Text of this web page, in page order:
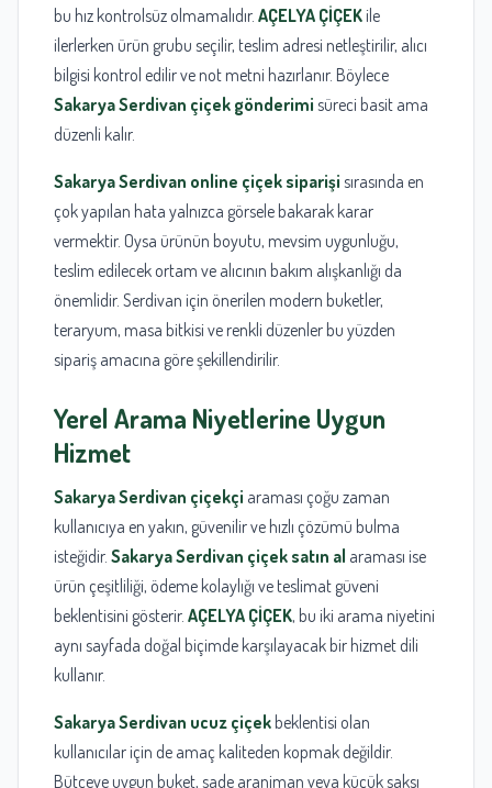
bu hız kontrolsüz olmamalıdır. AÇELYA ÇİÇEK ile
ilerlerken ürün grubu seçilir, teslim adresi netleştirilir, alıcı
bilgisi kontrol edilir ve not metni hazırlanır. Böylece
Sakarya Serdivan çiçek gönderimi süreci basit ama
düzenli kalır.
Sakarya Serdivan online çiçek siparişi sırasında en
çok yapılan hata yalnızca görsele bakarak karar
vermektir. Oysa ürünün boyutu, mevsim uygunluğu,
teslim edilecek ortam ve alıcının bakım alışkanlığı da
önemlidir. Serdivan için önerilen modern buketler,
teraryum, masa bitkisi ve renkli düzenler bu yüzden
sipariş amacına göre şekillendirilir.
Yerel Arama Niyetlerine Uygun
Hizmet
Sakarya Serdivan çiçekçi araması çoğu zaman
kullanıcıya en yakın, güvenilir ve hızlı çözümü bulma
isteğidir. Sakarya Serdivan çiçek satın al araması ise
ürün çeşitliliği, ödeme kolaylığı ve teslimat güveni
beklentisini gösterir. AÇELYA ÇİÇEK, bu iki arama niyetini
aynı sayfada doğal biçimde karşılayacak bir hizmet dili
kullanır.
Sakarya Serdivan ucuz çiçek beklentisi olan
kullanıcılar için de amaç kaliteden kopmak değildir.
Bütçeye uygun buket, sade aranjman veya küçük saksı